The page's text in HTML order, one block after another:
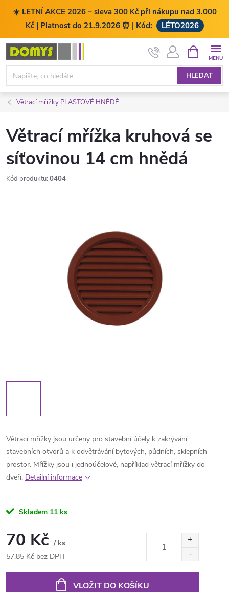
☀️ LETNÍ AKCE 2026 – sleva 300 Kč při nákupu nad 3.000
Kč | Platnost do 21.9.2026 ⏰ | Kód:
LÉTO2026
Přejít
obsah
HLEDAT
NÁKUPNÍ
KOŠÍK
Větrací mřížky PLASTOVÉ HNĚDÉ
Větrací mřížka kruhová se
síťovinou 14 cm hnědá
Kód produktu: 0404
Větrací mřížky jsou určeny pro stavební účely k zakrývání
stavebních otvorů a k odvětrávání bytových, půdních, sklepních
prostor. Mřížky jsou i jednoúčelové, například větrací mřížky do
dveří. Detailní informace
Skladem 11 ks
70 Kč / ks
57,85 Kč bez DPH
VLOŽIT DO KOŠÍKU